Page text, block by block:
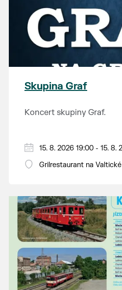
Skupina Graf
Koncert skupiny Graf.
15. 8. 2026 19:00 - 15. 8.
Grilrestaurant na Valtické